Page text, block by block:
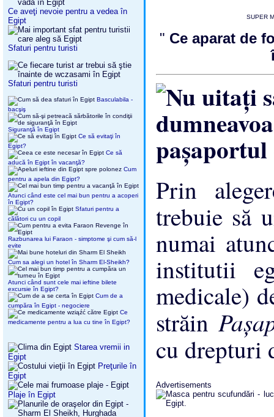
Ce aveţi nevoie pentru a vedea în
Egipt
Sfaturi pentru turisti
Sfaturi pentru turisti
Basculabila -
bacşiş
Siguranţă în Egipt
Ce să evitaţi în
Egipt?
Ce să
aducă în Egipt în vacanţă?
Cum
pentru a apela din Egipt?
Atunci când este cel mai bun pentru a acoperi
în Egipt?
Sfaturi pentru a
călători cu un copil
Razbunarea lui Faraon - simptome şi cum să-l
evite
Cum sa alegi un hotel în Sharm El-Sheikh?
Atunci când sunt cele mai ieftine bilete
excursie în Egipt?
Cum de a
cumpăra în Egipt - negociere
Ce
medicamente pentru a lua cu tine în Egipt?
Starea vremii in
Egipt
Preţurile în
Egipt
Plaje în Egipt
SUPER
" Ce aparat de
Prin
trebuie să
numai
institutii
medicale)
străin
cu drepturi
Advertisements